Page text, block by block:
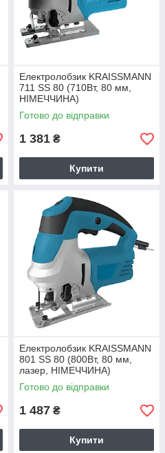
Електролобзик KRAISSMANN
711 SS 80 (710Вт, 80 мм,
НІМЕЧЧИНА)
Готово до відправки
1 381 ₴
Купити
Електролобзик KRAISSMANN
801 SS 80 (800Вт, 80 мм,
лазер, НІМЕЧЧИНА)
Готово до відправки
1 487 ₴
Купити